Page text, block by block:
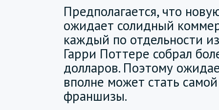
Предполагается, что
ожидает солидный
каждый по отдельности
Гарри Поттере собрал
долларов. Поэтому
вполне может стать
франшизы.